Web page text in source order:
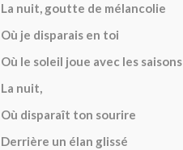
La nuit, goutte de mélancolie
Où je disparais en toi
Où le soleil joue avec les saisons
La nuit,
Où disparaît ton sourire
Derrière un élan glissé